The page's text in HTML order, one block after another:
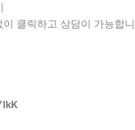
클릭하고 상담이 가능합니